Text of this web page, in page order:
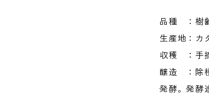
品種 ：樹
生産地：カ
収穫 ：手
醸造 ：除
発酵。発酵